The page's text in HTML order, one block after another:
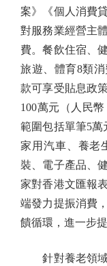
案》《個人消費
對服務業經營主
費。餐飲住宿、
旅遊、體育8類
款可享受貼息政
100萬元（人民
範圍包括單筆5萬
家用汽車、養老
裝、電子產品、
家對香港文匯報
端發力提振消費
饋循環，進一步
針對養老領域